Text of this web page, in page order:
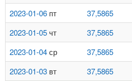
2023-01-06 пт 37,5865
2023-01-05 чт 37,5865
2023-01-04ср 37,5865
2023-01-03 вт 37,5865